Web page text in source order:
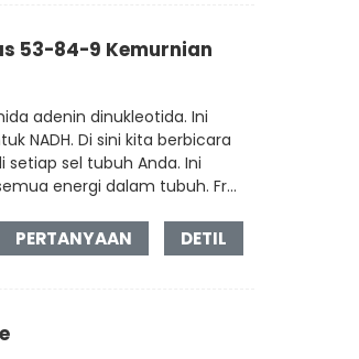
53-84-9 Kemurnian
adenin dinukleotida. Ini
NADH. Di sini kita berbicara
setiap sel tubuh Anda. Ini
energi dalam tubuh. Fr...
PERTANYAAN DETIL